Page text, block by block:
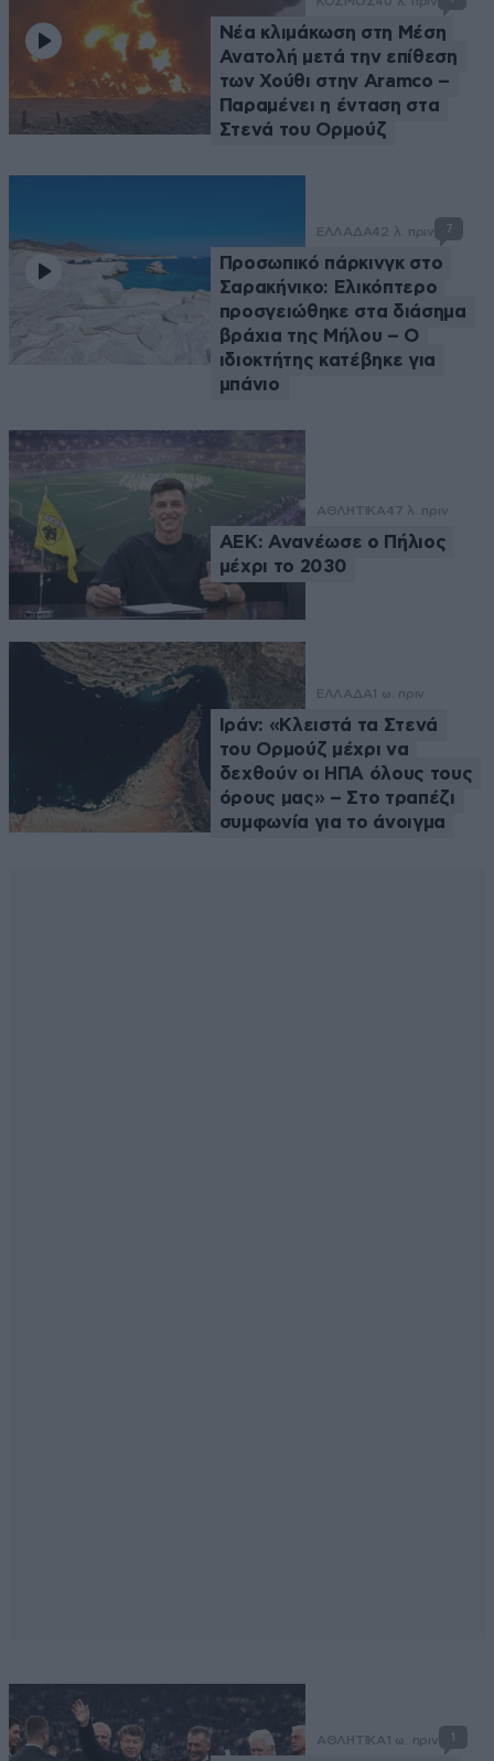
Νέα κλιμάκωση στη Μέση
Ανατολή μετά την επίθεση
των Χούθι στην Aramco –
Παραμένει η ένταση στα
Στενά του Ορμούζ
ΕΛΛΑΔΑ42 λ. πριν 7
Προσωπικό πάρκινγκ στο
Σαρακήνικο: Ελικόπτερο
προσγειώθηκε στα διάσημα
βράχια της Μήλου – Ο
ιδιοκτήτης κατέβηκε για
μπάνιο
ΑΘΛΗΤΙΚΑ47 λ. πριν
ΑΕΚ: Ανανέωσε ο Πήλιος
μέχρι το 2030
ΕΛΛΑΔΑ 1 ω. πριν
Ιράν: «Κλειστά τα Στενά
του Ορμούζ μέχρι να
δεχθούν οι ΗΠΑ όλους τους
όρους μας» – Στο τραπέζι
συμφωνία για το άνοιγμα
ΑΘΛΗΤΙΚΑ 1 ω. πριν 1